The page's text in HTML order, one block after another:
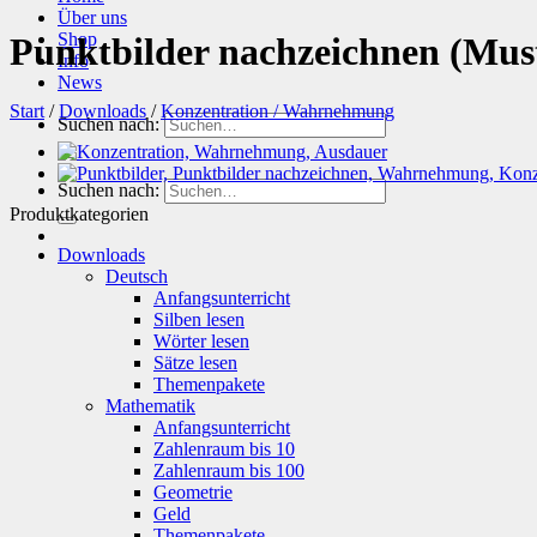
Über uns
Shop
Info
News
Suchen nach:
Suchen nach:
Punktbilder nachzeichnen
Start / Downloads / Konzentration / Wahrnehmung
Produktkategorien
Downloads
Deutsch
Anfangsunterricht
Silben lesen
Wörter lesen
Sätze lesen
Themenpakete
Mathematik
Anfangsunterricht
Zahlenraum bis 10
Zahlenraum bis 100
Geometrie
Geld